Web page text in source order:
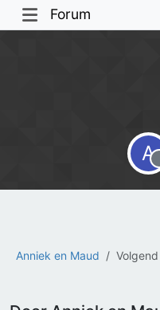
Forum
Anniek en Maud Volgend
A